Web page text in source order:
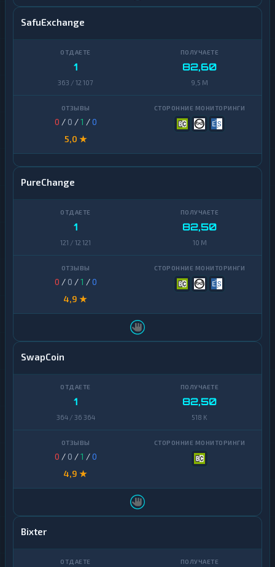
SafuExchange
1
363 / 12 107
82,60
9,5 M
0 / 0 /1 /0
5,0 ★
PureChange
1
121 / 12 121
82,50
10 M
0 / 0 /1 /0
4,9 ★
SwapCoin
1
364 / 36 364
82,50
518 K
0 / 0 /1 /0
4,9 ★
Bixter